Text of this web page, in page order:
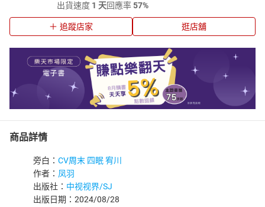
出貨速度 1 天回應率57%
追蹤店家 逛店舖
商品詳情
旁白： CV周末 四眠 宥川
作者： 凤羽
出版社： 中视视界/SJ
出版日期：2024/08/28